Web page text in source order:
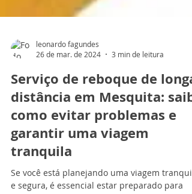
leonardo fagundes
26 de mar. de 2024
3 min de leitura
Serviço de reboque de longa
distância em Mesquita:
como evitar problemas e
garantir uma viagem
tranquila